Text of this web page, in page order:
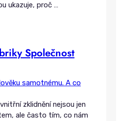
ukazuje, proč …
Společnost
samotnému. A co
zklidnění nejsou jen
ale často tím, co nám